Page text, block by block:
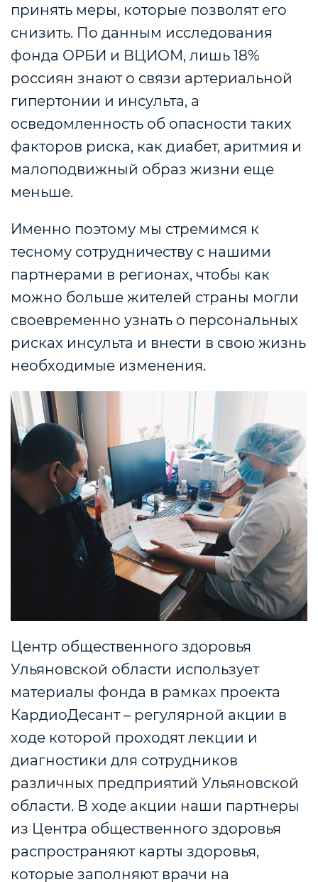
принять меры, которые позволят его
снизить. По данным исследования
фонда ОРБИ и ВЦИОМ, лишь 18%
россиян знают о связи артериальной
гипертонии и инсульта, а
осведомленность об опасности таких
факторов риска, как диабет, аритмия и
малоподвижный образ жизни еще
меньше.
Именно поэтому мы стремимся к
тесному сотрудничеству с нашими
партнерами в регионах, чтобы как
можно больше жителей страны могли
своевременно узнать о персональных
рисках инсульта и внести в свою жизнь
необходимые изменения.
Центр общественного здоровья
Ульяновской области использует
материалы фонда в рамках проекта
КардиоДесант – регулярной акции в
ходе которой проходят лекции и
диагностики для сотрудников
различных предприятий Ульяновской
области. В ходе акции наши партнеры
из Центра общественного здоровья
распространяют карты здоровья,
которые заполняют врачи на